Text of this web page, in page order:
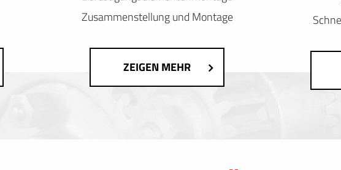
Zusammenstellung und Montage
ZEIGEN MEHR